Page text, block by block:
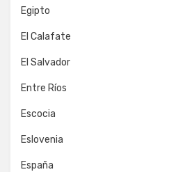
Egipto
El Calafate
El Salvador
Entre Ríos
Escocia
Eslovenia
España